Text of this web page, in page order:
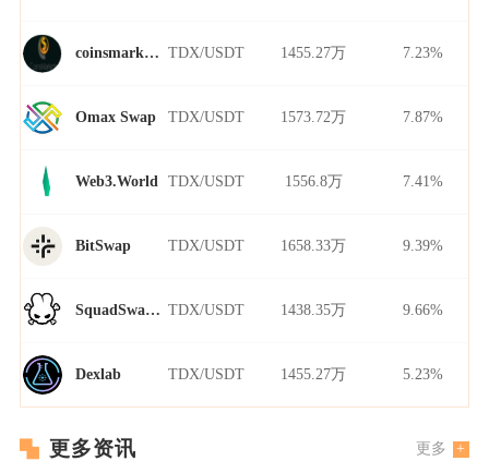
coinsmarkets TDX/USDT 1455.27万 7.23%
Omax Swap TDX/USDT 1573.72万 7.87%
Web3.World TDX/USDT 1556.8万 7.41%
BitSwap TDX/USDT 1658.33万 9.39%
SquadSwap Dynamo TDX/USDT 1438.35万 9.66%
Dexlab TDX/USDT 1455.27万 5.23%
更多资讯 更多